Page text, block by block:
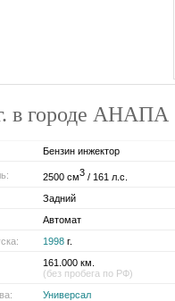
в городе АНАПА
Бензин инжектор
2500 см3 / 161 л.с.
Задний
Автомат
1998 г.
161.000 км.
(без пробега по РФ)
Универсал